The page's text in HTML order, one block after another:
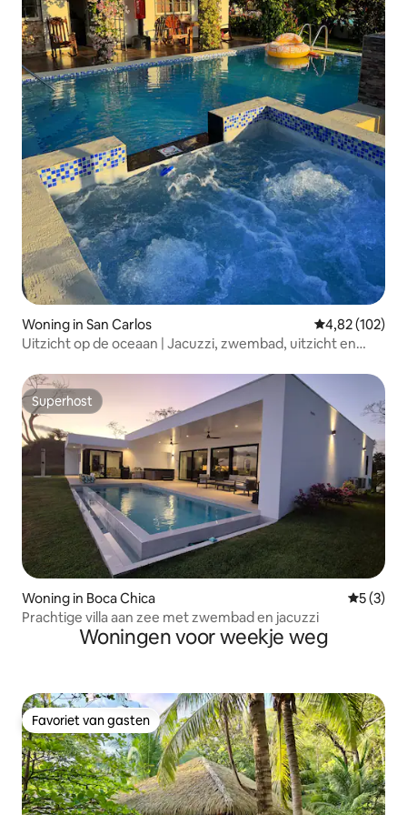
Woning in San Carlos Gemiddelde
4,82 (102)
Uitzicht op de oceaan | Jacuzzi, zwembad, uitzicht en
Superhost
Superhost
Woning in Boca Chica
5 (3)
Prachtige villa aan zee met zwembad en jacuzzi
Woningen voor weekje weg
Favoriet van gasten
Favoriet van gasten